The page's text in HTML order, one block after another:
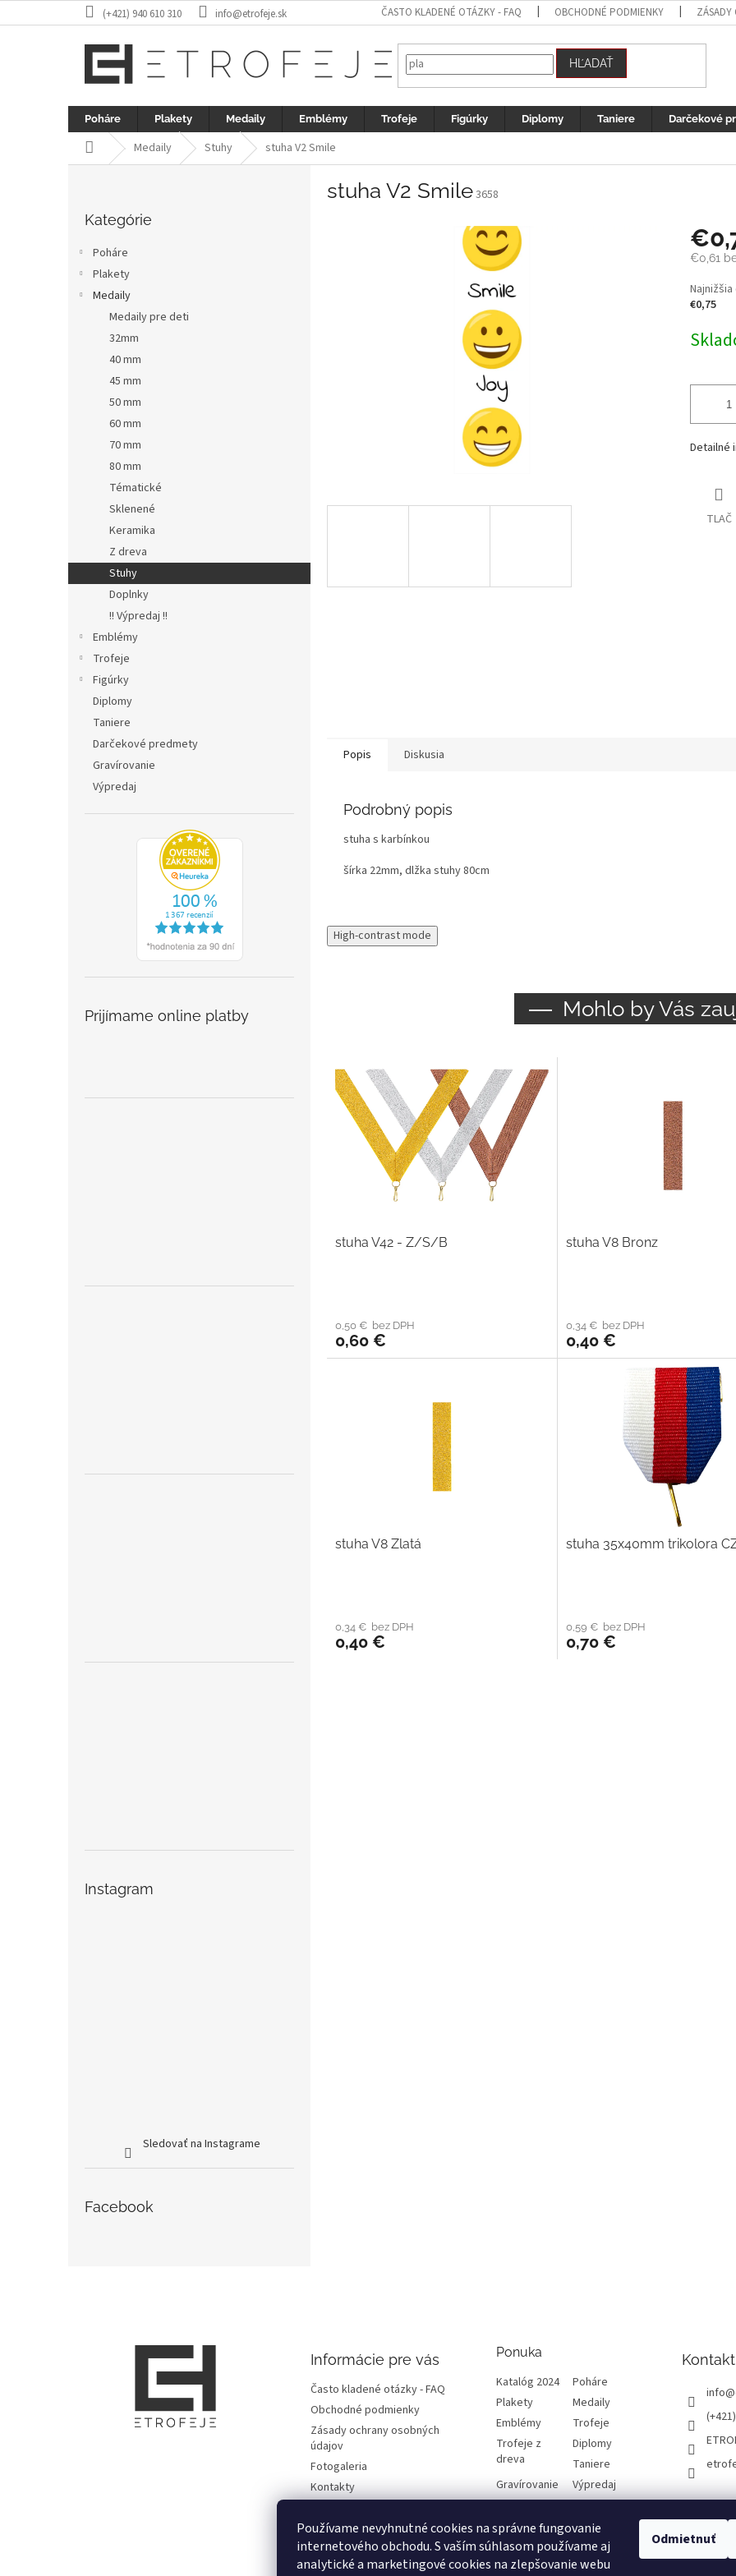
Používame nevyhnutné cookies na správne fungovanie
internetového obchodu. S vaším súhlasom používame aj
analytické a marketingové cookies na zlepšovanie webu
Odmietnuť
na
(+421) 940 610 310 info@etrofeje.sk ČASTO KLADENÉ OTÁZKY - FAQ OBCHODNÉ PODMIENKY ZÁSADY
HĽADAŤ
Poháre Plakety Medaily Emblémy Trofeje Figúrky Diplomy Taniere Darčekové
DomovMedaily Stuhy stuha V2 Smile
kategórie
Kategórie
Poháre
Plakety
Medaily
Medaily pre deti
32mm
40 mm
45 mm
50 mm
60 mm
70 mm
80 mm
Tématické
Sklenené
Keramika
Z dreva
Stuhy
Doplnky
!! Výpredaj !!
Emblémy
Trofeje
Figúrky
Diplomy
Taniere
Darčekové predmety
Gravírovanie
Výpredaj
Prijímame online platby
Instagram
Sledovať na Instagrame
Facebook
stuha V2 Smile3658
€0,61
cena:
€0,75
Detailné
TLAČ
Popis Diskusia
Podrobný popis
stuha s karbínkou
šírka 22mm, dlžka stuhy 80cm
High-contrast mode
Mohlo by Vás
stuha V42 - Z/S/B
0,50 € bez DPH
0,60 €
stuha V8 Bronz
0,34 € bez DPH
0,40 €
stuha V8 Zlatá
0,34 € bez DPH
0,40 €
stuha 35x40mm trikolora
0,59 € bez DPH
0,70 €
Informácie pre vás
Často kladené otázky - FAQ
Obchodné podmienky
Zásady ochrany osobných
údajov
Fotogaleria
Kontakty
Doprava, platba a dôležité
informácie
Vrátenie tovaru, odstúpenie
Ponuka
Katalóg 2024
Poháre
Plakety
Medaily
Emblémy
Trofeje
Trofeje z
dreva
Diplomy
Taniere
Výpredaj
Gravírovanie
Kontakt
info@